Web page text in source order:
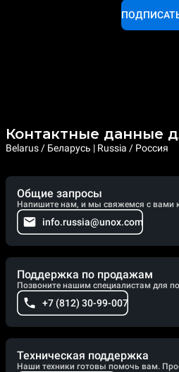
Контактные данные
Belarus / Беларусь | Russia / Россия
Общие запросы
Напишите нам, и мы свяжемся с вами
info.russia@unox.com
Поддержка по продажам
Позвоните нашим специалистам для
+7 (812) 30-99-007
Техническая поддержка
Наши техники готовы помочь вам.